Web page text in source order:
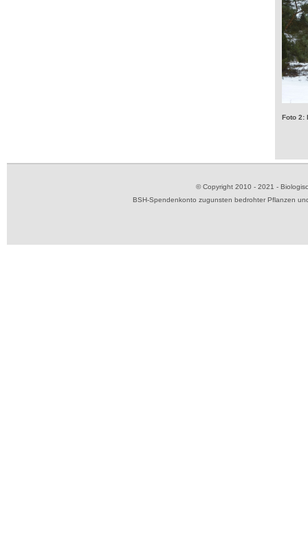
Foto 2:
© Copyright 2010 - 2021 -
BSH-Spendenkonto zugunsten bedrohter Pflanzen